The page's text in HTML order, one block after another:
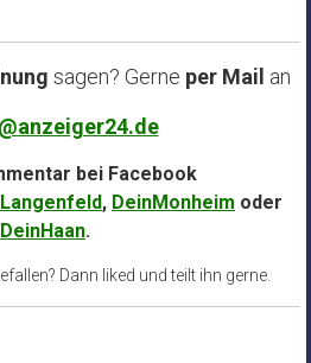
sagen? Gerne per Mail an
bei Facebook
, DeinMonheim oder
DeinHaan.
Dann liked und teilt ihn gerne.